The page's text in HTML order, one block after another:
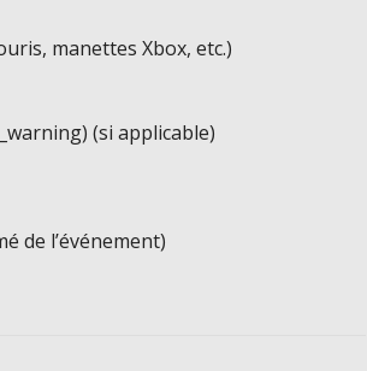
manettes Xbox, etc.)
(si applicable)
de l’événement)